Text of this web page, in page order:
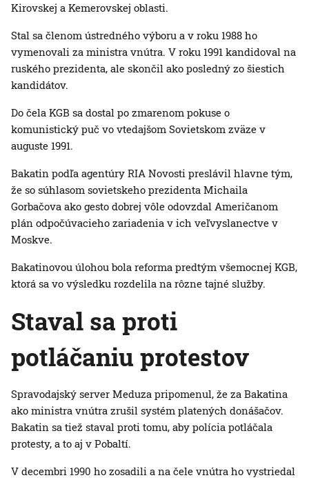
Kirovskej a Kemerovskej oblasti.
Stal sa členom ústredného výboru a v roku 1988 ho
vymenovali za ministra vnútra. V roku 1991 kandidoval na
ruského prezidenta, ale skončil ako posledný zo šiestich
kandidátov.
Do čela KGB sa dostal po zmarenom pokuse o
komunistický puč vo vtedajšom Sovietskom zväze v
auguste 1991.
Bakatin podľa agentúry RIA Novosti preslávil hlavne tým,
že so súhlasom sovietskeho prezidenta Michaila
Gorbačova ako gesto dobrej vôle odovzdal Američanom
plán odpočúvacieho zariadenia v ich veľvyslanectve v
Moskve.
Bakatinovou úlohou bola reforma predtým všemocnej KGB,
ktorá sa vo výsledku rozdelila na rôzne tajné služby.
Staval sa proti
potláčaniu protestov
Spravodajský server Meduza pripomenul, že za Bakatina
ako ministra vnútra zrušil systém platených donášačov.
Bakatin sa tiež staval proti tomu, aby polícia potláčala
protesty, a to aj v Pobaltí.
V decembri 1990 ho zosadili a na čele vnútra ho vystriedal